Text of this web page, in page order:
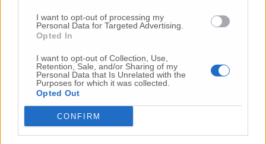
I want to opt-out of processing my
Personal Data for Targeted Advertising.
Opted In
I want to opt-out of Collection, Use,
Retention, Sale, and/or Sharing of my
Personal Data that Is Unrelated with the
Purposes for which it was collected.
Opted Out
CONFIRM
Commenta
Commenta l'articolo
Gli articoli più letti
Bimbi costretti a colpirsi da soli